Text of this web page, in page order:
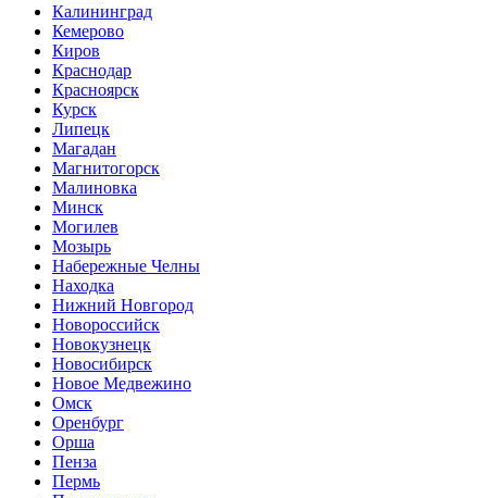
Калининград
Кемерово
Киров
Краснодар
Красноярск
Курск
Липецк
Магадан
Магнитогорск
Малиновка
Минск
Могилев
Мозырь
Набережные Челны
Находка
Нижний Новгород
Новороссийск
Новокузнецк
Новосибирск
Новое Медвежино
Омск
Оренбург
Орша
Пенза
Пермь